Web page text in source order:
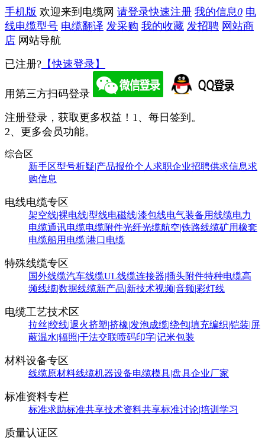
手机版 欢迎来到电缆网 请登录快速注册 我的信息0 电
线电缆型号 电缆翻译 发采购 我的收藏 发招聘 网站商
店 网站导航
已注册? 【快速登录】
用第三方扫码登录
注册登录，获取更多权益！ 1、每日签到。
2、更多会员功能。
综合区
新手区型号析疑|产品报价个人求职企业招聘供求信息求
购信息
电线电缆专区
架空线|裸电线|型线电磁线|漆包线电气装备用线缆电力
电缆通讯电缆电缆附件光纤光缆航空|铁路线缆矿用橡套
电缆船用电缆|港口电缆
特殊线缆专区
国外线缆汽车线缆UL线缆连接器|插头附件特种电缆高
频线缆|数据线缆新产品|新技术视频|音频|彩灯线
电缆工艺技术区
拉丝|绞线|退火挤塑|挤橡|发泡成缆|绕包|填充编织|铠装|屏
蔽温水|辐照|干法交联喷码印字|记米包装
材料设备专区
线缆原材料线缆机器设备电缆模具|盘具企业厂家
标准资料专栏
标准求助标准共享技术资料共享标准讨论|培训学习
质量认证区